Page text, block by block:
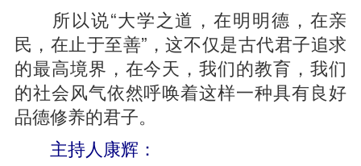
所以说“大学之道，在明明德，在亲
民，在止于至善”，这不仅是古代君子追求
的最高境界，在今天，我们的教育，我们
的社会风气依然呼唤着这样一种具有良好
品德修养的君子。
主持人康辉：